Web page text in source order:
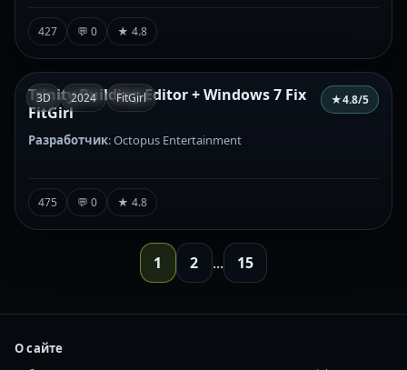
427 💬 0 ★ 4.8
3D 2024 FitGirl
Trinity Building Editor + Windows 7 Fix
FitGirl
★4.8/5
Разработчик: Octopus Entertainment
475 💬 0 ★ 4.8
1 2 ... 15
О сайте